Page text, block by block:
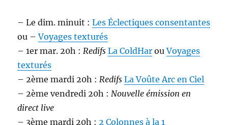
– Le dim. minuit :Les Éclectiques consentantes
ou –Voyages texturés
– 1er mar. 20h : Redifs La ColdHar ouVoyages
texturés
– 2ème mardi 20h : Redifs La Voûte Arc en Ciel
– 2ème vendredi 20h : Nouvelle émission en
direct live
– 3ème mardi 20h : 2 Colonnes à la 1